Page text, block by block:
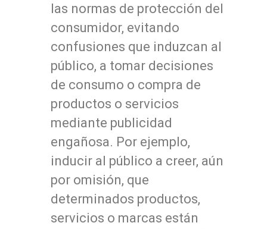
las normas de protección del
consumidor, evitando
confusiones que induzcan al
público, a tomar decisiones
de consumo o compra de
productos o servicios
mediante publicidad
engañosa. Por ejemplo,
inducir al público a creer, aún
por omisión, que
determinados productos,
servicios o marcas están